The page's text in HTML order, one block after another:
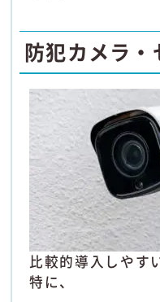
防犯カメラ・
比較的導入しやす
特に、